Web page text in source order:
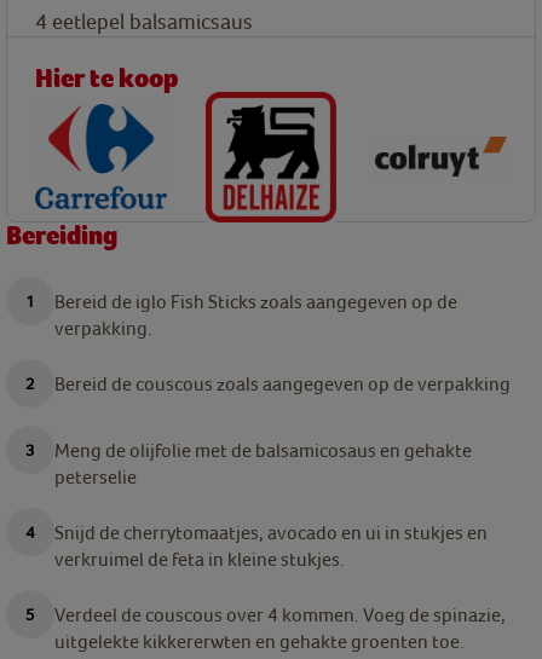
4 eetlepel balsamicsaus
Hier te koop
Bereiding
Bereid de iglo Fish Sticks zoals aangegeven op de
verpakking.
Bereid de couscous zoals aangegeven op de verpakking
Meng de olijfolie met de balsamicosaus en gehakte
peterselie
Snijd de cherrytomaatjes, avocado en ui in stukjes en
verkruimel de feta in kleine stukjes.
Verdeel de couscous over 4 kommen. Voeg de spinazie,
uitgelekte kikkererwten en gehakte groenten toe.